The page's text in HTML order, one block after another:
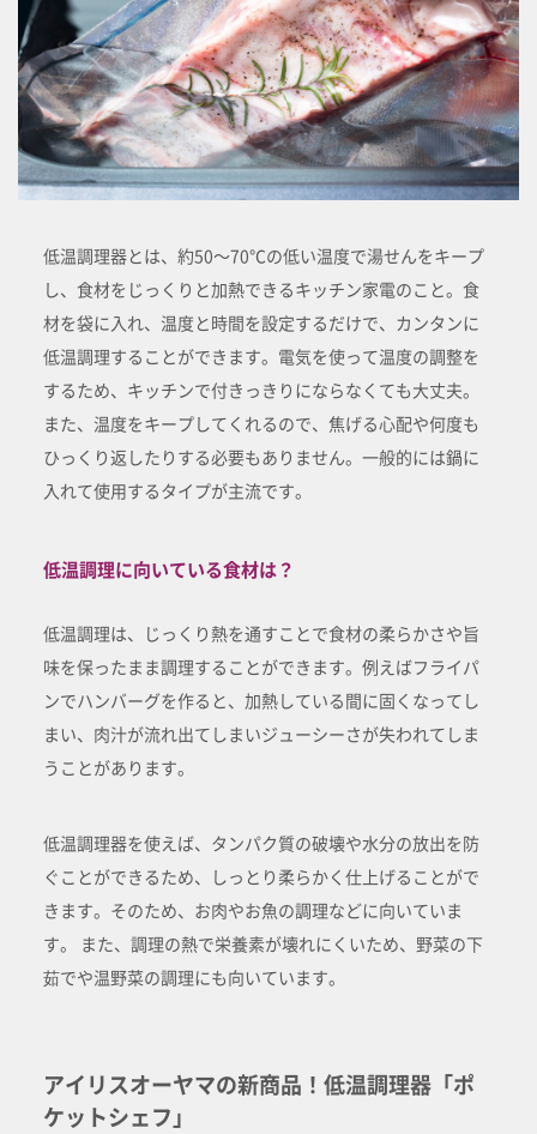
低温調理器とは、約50～70℃の低い温度で湯せんをキープ
し、食材をじっくりと加熱できるキッチン家電のこと。食
材を袋に入れ、温度と時間を設定するだけで、カンタンに
低温調理することができます。電気を使って温度の調整を
するため、キッチンで付きっきりにならなくても大丈夫。
また、温度をキープしてくれるので、焦げる心配や何度も
ひっくり返したりする必要もありません。一般的には鍋に
入れて使用するタイプが主流です。
低温調理に向いている食材は？
低温調理は、じっくり熱を通すことで食材の柔らかさや旨
味を保ったまま調理することができます。例えばフライパ
ンでハンバーグを作ると、加熱している間に固くなってし
まい、肉汁が流れ出てしまいジューシーさが失われてしま
うことがあります。
低温調理器を使えば、タンパク質の破壊や水分の放出を防
ぐことができるため、しっとり柔らかく仕上げることがで
きます。そのため、お肉やお魚の調理などに向いていま
す。 また、調理の熱で栄養素が壊れにくいため、野菜の下
茹でや温野菜の調理にも向いています。
アイリスオーヤマの新商品！低温調理器「ポ
ケットシェフ」